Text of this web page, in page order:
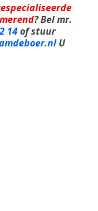
? Bel mr.
14of stuur
U